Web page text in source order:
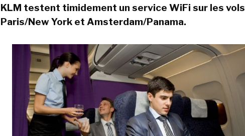
KLM testent timidement un service WiFi sur les vols
Paris/New York et Amsterdam/Panama.